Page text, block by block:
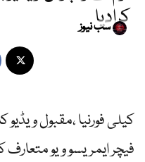
کرادیاسب نیوز
کیلی فورنیا ،مقبول
فیچر ایمریسو ویو